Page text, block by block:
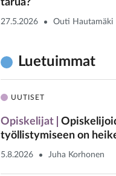
27.5.2026 Outi Hautamäki
Luetuimmat
UUTISET
Opiskelijat
työllistymiseen on
5.8.2026 Juha Korhonen